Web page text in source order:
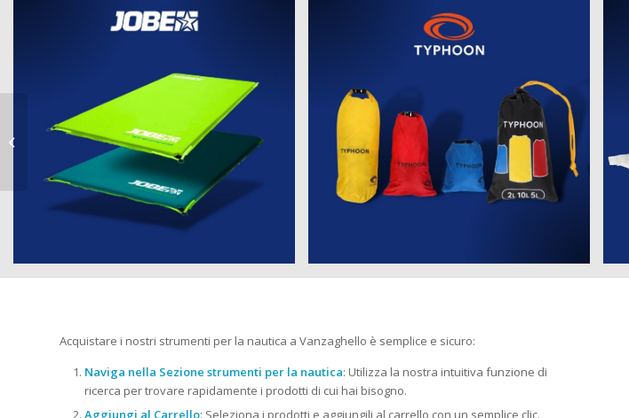
Acquistare i nostri strumenti per la nautica a Vanzaghello è semplice e sicuro:
Naviga nella Sezione strumenti per la nautica: Utilizza la nostra intuitiva funzione di
ricerca per trovare rapidamente i prodotti di cui hai bisogno.
Aggiungi al Carrello: Seleziona i prodotti e aggiungili al carrello con un semplice clic.
strumenti per la nautica a